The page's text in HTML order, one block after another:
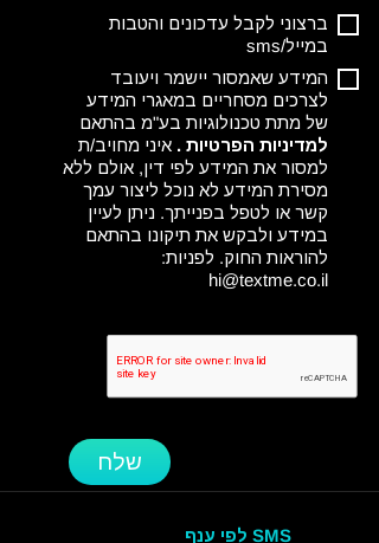
ברצוני לקבל עדכונים והטבות
במייל/sms
המידע שאמסור יישמר ויעובד
לצרכים מסחריים במאגרי המידע
של מתת טכנולוגיות בע"מ בהתאם
למדיניות הפרטיות . איני מחויב/ת
למסור את המידע לפי דין, אולם ללא
מסירת המידע לא נוכל ליצור עמך
קשר או לטפל בפנייתך. ניתן לעיין
במידע ולבקש את תיקונו בהתאם
להוראות החוק. לפניות:
hi@textme.co.il
שלח
SMS לפי ענף